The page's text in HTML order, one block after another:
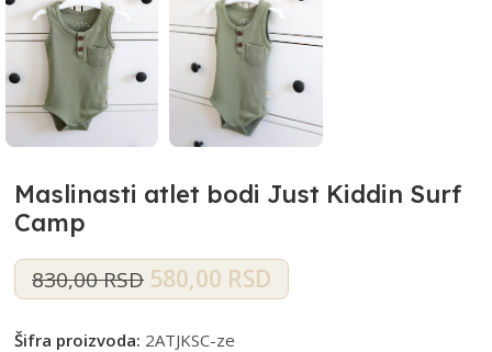
Maslinasti atlet bodi Just Kiddin Surf
Camp
830,00RSD 580,00 RSD
Šifra proizvoda: 2ATJKSC-ze